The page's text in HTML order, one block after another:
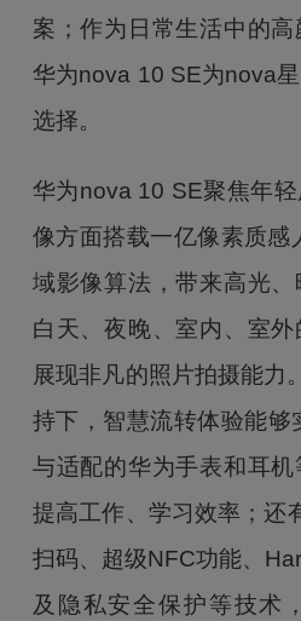
案；作为日常生活中的高
华为nova 10 SE为nova
选择。
华为nova 10 SE聚焦年
像方面搭载一亿像素质感
域影像算法，带来高光、
白天、夜晚、室内、室外
展现非凡的照片拍摄能力
持下，智慧流转体验能够
与适配的华为手表和耳机
提高工作、学习效率；还
扫码、超级NFC功能、
及隐私安全保护等技术